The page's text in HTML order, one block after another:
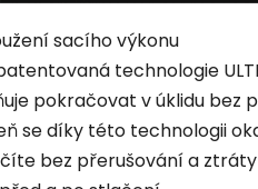
sacího výkonu
technologie
pokračovat v úklidu bez
se díky této technologii
bez přerušování a ztráty